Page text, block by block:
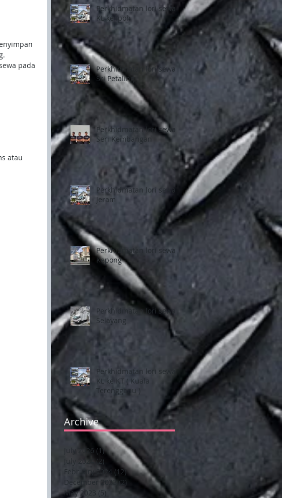
pada
atau
Perkhidmatan lori sewa
KL ke Ipoh
Perkhidmatan lori sewa
Sri Petaling
Perkhidmatan lori sewa
Seri Kembangan
Perkhidmatan lori sewa
Jeram
Perkhidmatan lori sewa
Kepong
Perkhidmatan lori sewa
Selayang
Perkhidmatan lori sewa
KL ke KT ( Kuala
Terengganu )
Archive
July 2026 (1)1 post
July 2024
(2) 2 posts
February 2024 (12)12 posts
December 2023 (2) 2 posts
May 2023
(5) 5 posts